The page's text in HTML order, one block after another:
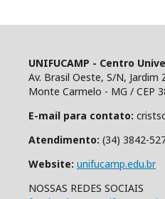
UNIFUCAMP - Centro
Av. Brasil Oeste, S/N, Jardim
Monte Carmelo - MG / CEP
E-mail para contato:
Atendimento: (34) 3842-
Website: unifucamp.edu.br
NOSSAS REDES SOCIAIS